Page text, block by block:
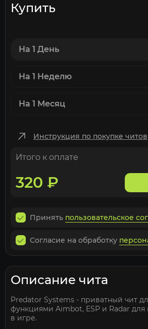
Купить
На 1 День
На 1 Неделю
На 1 Месяц
Инструкция по покупке читов
Итого к оплате
320 ₽
Принять пользовательское
Согласие на обработку
Описание чита
Predator Systems - приватный чит
функциями Aimbot, ESP и Radar для
в игре.